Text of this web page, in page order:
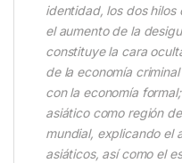
identidad, los dos
el aumento de la
constituye la cara
de la economía
con la economía
asiático como región
mundial, explicando el
asiáticos, así como el